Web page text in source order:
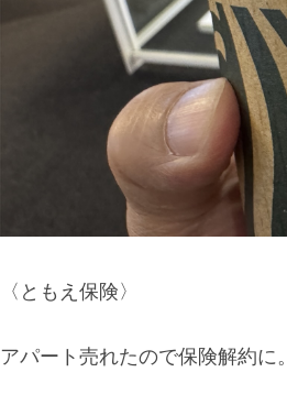
〈ともえ保険〉
アパート売れたので保険解約に。